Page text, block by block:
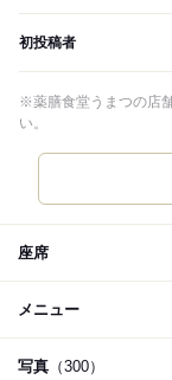
初投稿者
※薬膳食堂うまつの店
い。
座席
メニュー
写真 （300）